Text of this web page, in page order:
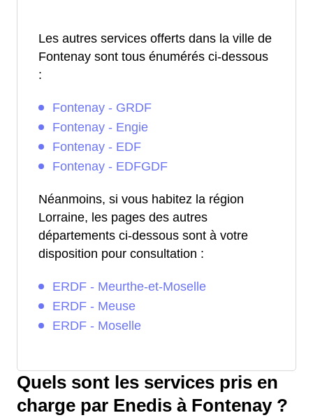
Les autres services offerts dans la ville de
Fontenay sont tous énumérés ci-dessous
:
Fontenay - GRDF
Fontenay - Engie
Fontenay - EDF
Fontenay - EDFGDF
Néanmoins, si vous habitez la région
Lorraine, les pages des autres
départements ci-dessous sont à votre
disposition pour consultation :
ERDF - Meurthe-et-Moselle
ERDF - Meuse
ERDF - Moselle
Quels sont les services pris en
charge par Enedis à Fontenay ?